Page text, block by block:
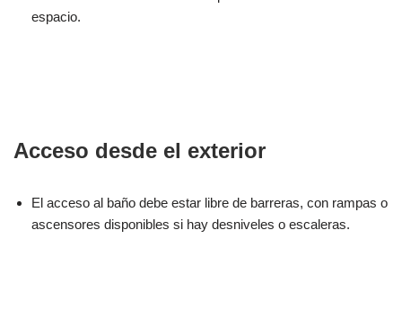
espacio.
Acceso desde el exterior
El acceso al baño debe estar libre de barreras, con rampas o
ascensores disponibles si hay desniveles o escaleras.